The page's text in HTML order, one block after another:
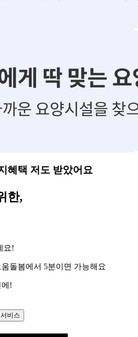
혜택 저도 받았어요
한,
요!
돌봄에서 5분이면 가능해요
!